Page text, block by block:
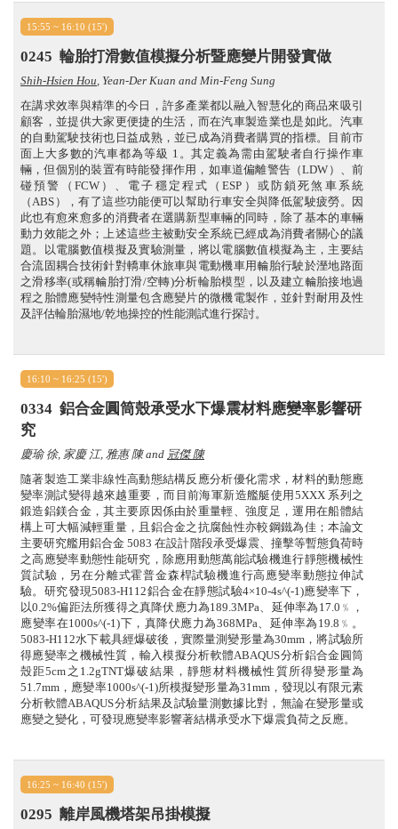
15:55 ~ 16:10 (15')
0245 輪胎打滑數值模擬分析暨應變片開發實做
Shih-Hsien Hou, Yean-Der Kuan and Min-Feng Sung
在講求效率與精準的今日，許多產業都以融入智慧化的商品來吸引
顧客，並提供大家更便捷的生活，而在汽車製造業也是如此。汽車
的自動駕駛技術也日益成熟，並已成為消費者購買的指標。目前市
面上大多數的汽車都為等級 1。其定義為需由駕駛者自行操作車
輛，但個別的裝置有時能發揮作用，如車道偏離警告（LDW）、前
碰預警（FCW）、電子穩定程式（ESP）或防鎖死煞車系統
（ABS），有了這些功能便可以幫助行車安全與降低駕駛疲勞。因
此也有愈來愈多的消費者在選購新型車輛的同時，除了基本的車輛
動力效能之外；上述這些主被動安全系統已經成為消費者關心的議
題。以電腦數值模擬及實驗測量，將以電腦數值模擬為主，主要結
合流固耦合技術針對轎車休旅車與電動機車用輪胎行駛於溼地路面
之滑移率(或稱輪胎打滑/空轉)分析輪胎模型，以及建立輪胎接地過
程之胎體應變特性測量包含應變片的微機電製作，並針對耐用及性
及評估輪胎濕地/乾地操控的性能測試進行探討。
16:10 ~ 16:25 (15')
0334 鋁合金圓筒殼承受水下爆震材料應變率影響研
究
慶瑜 徐, 家慶 江, 雅惠 陳 and 冠傑 陳
隨著製造工業非線性高動態結構反應分析優化需求，材料的動態應
變率測試變得越來越重要，而目前海軍新造艦艇使用5XXX 系列之
鍛造鋁鎂合金，其主要原因係由於重量輕、強度足，運用在船體結
構上可大幅減輕重量，且鋁合金之抗腐蝕性亦較鋼鐵為佳；本論文
主要研究艦用鋁合金 5083 在設計階段承受爆震、撞擊等暫態負荷時
之高應變率動態性能研究，除應用動態萬能試驗機進行靜態機械性
質試驗，另在分離式霍普金森桿試驗機進行高應變率動態拉伸試
驗。研究發現5083-H112鋁合金在靜態試驗4×10-4s^(-1)應變率下，
以0.2%偏距法所獲得之真降伏應力為189.3MPa、延伸率為17.0﹪，
應變率在1000s^(-1)下，真降伏應力為368MPa、延伸率為19.8﹪。
5083-H112水下載具經爆破後，實際量測變形量為30mm，將試驗所
得應變率之機械性質，輸入模擬分析軟體ABAQUS分析鋁合金圓筒
殼距5cm之1.2gTNT爆破結果，靜態材料機械性質所得變形量為
51.7mm，應變率1000s^(-1)所模擬變形量為31mm，發現以有限元素
分析軟體ABAQUS分析結果及試驗量測數據比對，無論在變形量或
應變之變化，可發現應變率影響著結構承受水下爆震負荷之反應。
16:25 ~ 16:40 (15')
0295 離岸風機塔架吊掛模擬